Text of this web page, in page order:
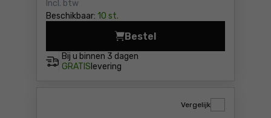
Incl. btw
Beschikbaar: 10 st.
Bij u binnen 3 dagen
GRATIS levering
Bestel
Accu Metabo LiHD 18V
Vergelijk